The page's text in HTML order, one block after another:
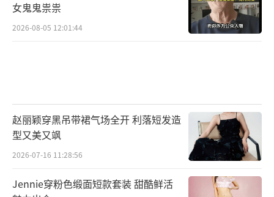
女鬼鬼祟祟
2026-08-05 12:01:44
赵丽颖穿黑吊带裙气场全开 利落短发造
型又美又飒
2026-07-16 11:28:56
Jennie穿粉色缎面短款套装 甜酷鲜活